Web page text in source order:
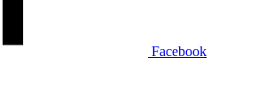
Facebook